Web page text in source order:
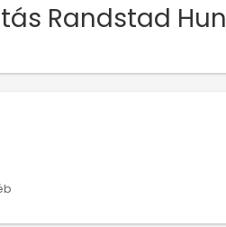
Randstad